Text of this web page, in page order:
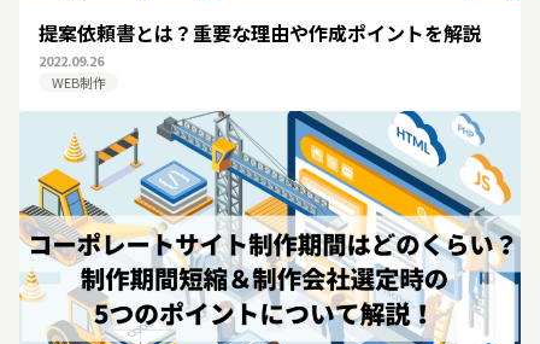
提案依頼書とは？重要な理由や作成ポイントを解説
2022.09.26
WEB制作